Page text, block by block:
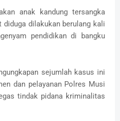
anak kandung tersangka
diduga dilakukan berulang kali
pendidikan di bangku
sejumlah kasus ini
dan pelayanan Polres Musi
tindak pidana kriminalitas